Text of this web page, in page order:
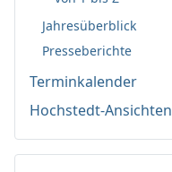
Jahresüberblick
Presseberichte
Terminkalender
Hochstedt-Ansichten